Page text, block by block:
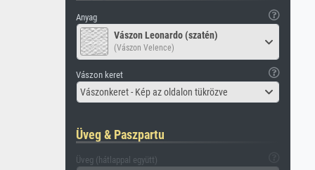
Anyag
Vászon Leonardo (szatén)
(Vászon Velence)
Vászon keret
Vászonkeret - Kép az oldalon tükrözve
Üveg & Paszpartu
Üveg (hátlappal együtt)